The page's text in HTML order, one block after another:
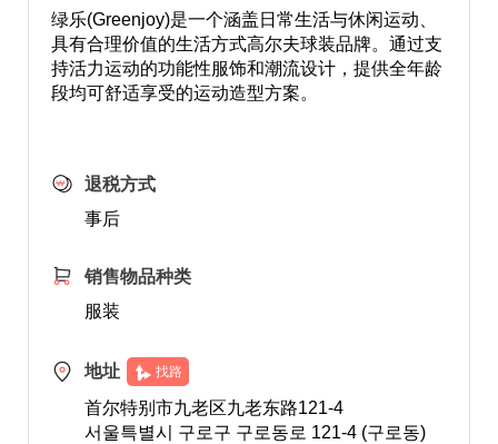
绿乐(Greenjoy)是一个涵盖日常生活与休闲运动、
具有合理价值的生活方式高尔夫球装品牌。通过支
持活力运动的功能性服饰和潮流设计，提供全年龄
段均可舒适享受的运动造型方案。
退税方式
事后
销售物品种类
服装
地址 找路
首尔特别市九老区九老东路121-4
서울특별시 구로구 구로동로 121-4 (구로동)